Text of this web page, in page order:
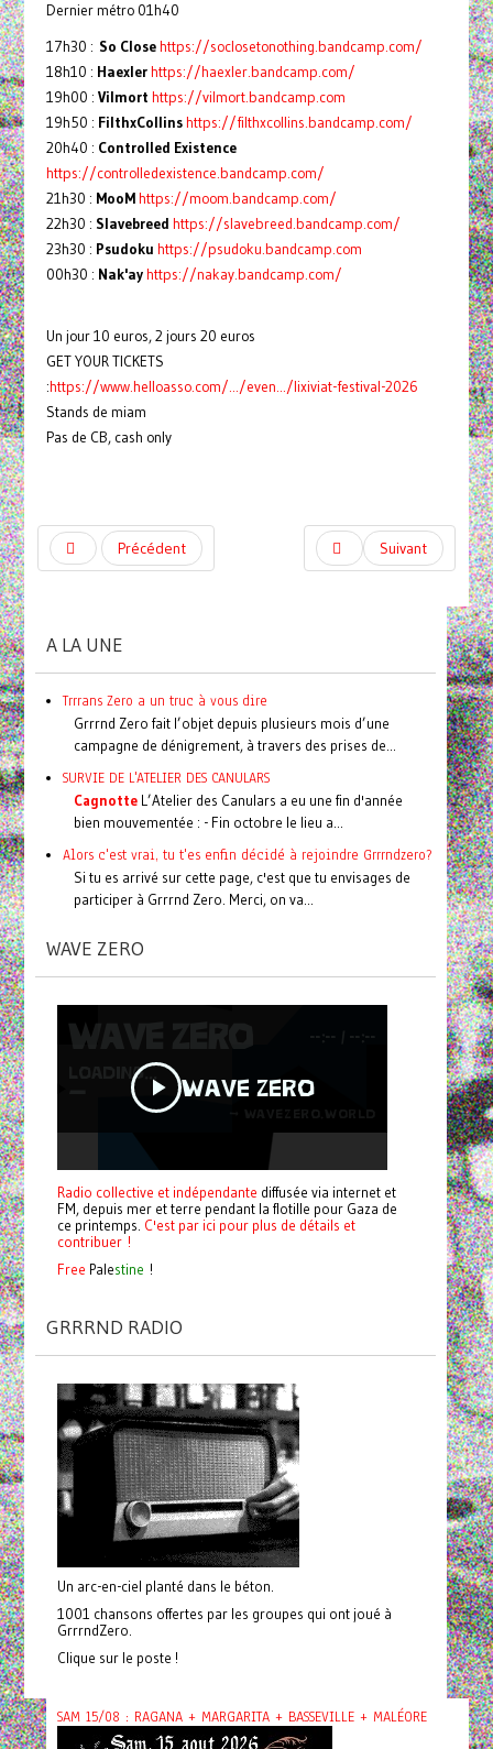
Dernier métro 01h40
17h30 : So Closehttps://soclosetonothing.bandcamp.com/
18h10 : Haexlerhttps://haexler.bandcamp.com/
19h00 : Vilmort https://vilmort.bandcamp.com
19h50 : FilthxCollinshttps://filthxcollins.bandcamp.com/
20h40 : Controlled Existence
https://controlledexistence.bandcamp.com/
21h30 : MooMhttps://moom.bandcamp.com/
22h30 : Slavebreed https://slavebreed.bandcamp.com/
23h30 : Psudoku https://psudoku.bandcamp.com
00h30 : Nak'ayhttps://nakay.bandcamp.com/
Un jour 10 euros, 2 jours 20 euros
GET YOUR TICKETS
:https://www.helloasso.com/.../even.../lixiviat-festival-2026
Stands de miam
Pas de CB, cash only
Précédent Suivant
A LA UNE
Trrrans Zero a un truc à vous dire
Grrrnd Zero fait l’objet depuis plusieurs mois d’une
campagne de dénigrement, à travers des prises de...
SURVIE DE L'ATELIER DES CANULARS
CagnotteL’Atelier des Canulars a eu une fin d'année
bien mouvementée : - Fin octobre le lieu a...
Alors c'est vrai, tu t'es enfin décidé à rejoindre Grrrndzero?
Si tu es arrivé sur cette page, c'est que tu envisages de
participer à Grrrnd Zero. Merci, on va...
WAVE ZERO
Radio collective et indépendante diffusée via internet et
FM, depuis mer et terre pendant la flotille pour Gaza de
ce printemps. C'est par ici pour plus de détails et
contribuer !
Free Palestine !
GRRRND RADIO
Un arc-en-ciel planté dans le béton.
1001 chansons offertes par les groupes qui ont joué à
GrrrndZero.
Clique sur le poste !
SAM 15/08 : RAGANA + MARGARITA + BASSEVILLE + MALÉORE